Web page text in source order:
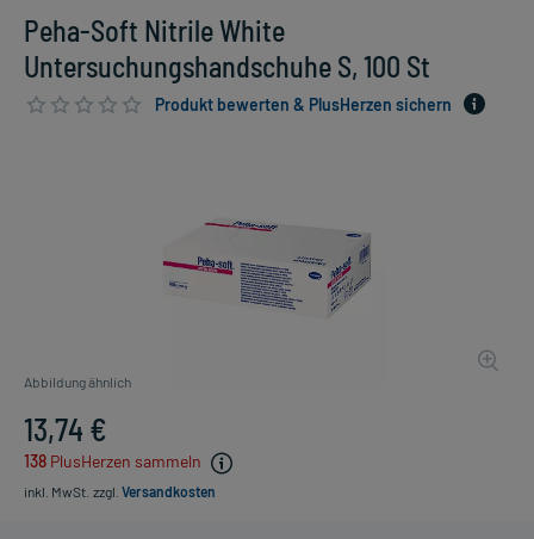
Peha-Soft Nitrile White
Untersuchungshandschuhe S, 100 St
Produkt bewerten & PlusHerzen sichern
Abbildung ähnlich
13,74 €
138 PlusHerzen sammeln
inkl. MwSt. zzgl. Versandkosten